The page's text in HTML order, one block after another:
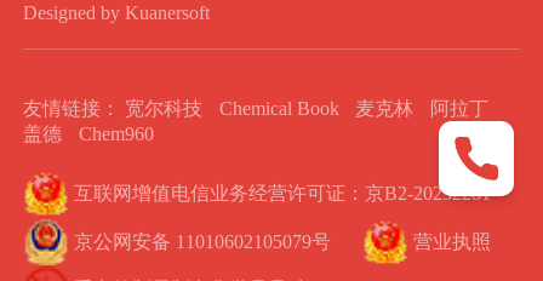
Designed by Kuanersoft
友情链接： 宽尔科技 Chemical Book 麦克林
阿拉丁
盖德
Chem960
互联网增值电信业务经营许可证：京B2-20232281
京公网安备 11010602105079号 营业执照